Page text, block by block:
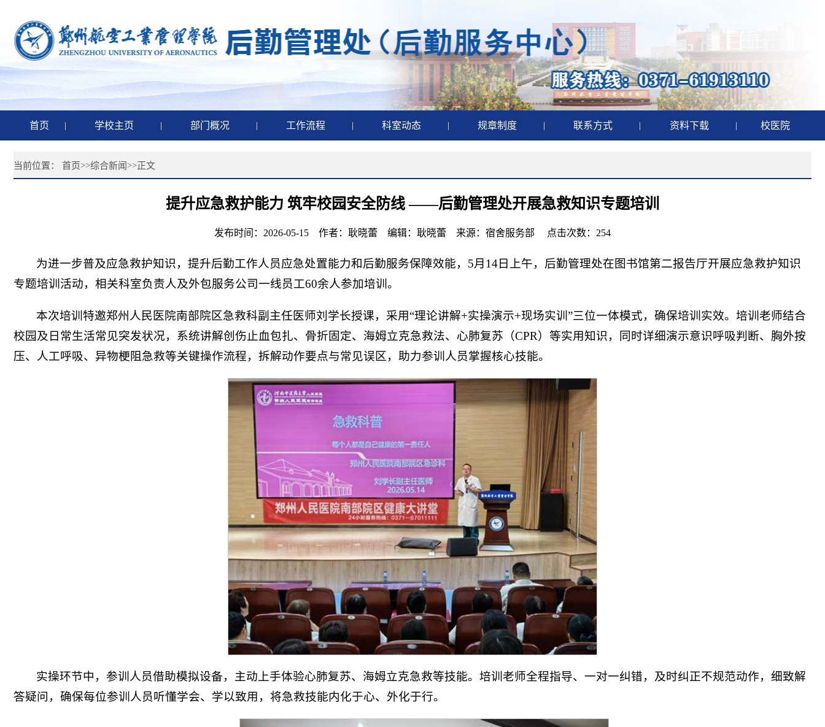
首页 | 学校主页 | 部门概况 | 工作流程 | 科室动态 | 规章制度 | 联系方式 | 资料下载 | 校医院
当前位置： 首页>>综合新闻>>正文
提升应急救护能力 筑牢校园安全防线 ——后勤管理处开展急救知识专题培训
发布时间：2026-05-15 作者：耿晓蕾 编辑：耿晓蕾 来源：宿舍服务部 点击次数： 254
为进一步普及应急救护知识，提升后勤工作人员应急处置能力和后勤服务保障效能，5月14日上午，后勤管理处在图书馆第二报告厅开展应急救护知识
专题培训活动，相关科室负责人及外包服务公司一线员工60余人参加培训。
本次培训特邀郑州人民医院南部院区急救科副主任医师刘学长授课，采用“理论讲解+实操演示+现场实训”三位一体模式，确保培训实效。培训老师结合
校园及日常生活常见突发状况，系统讲解创伤止血包扎、骨折固定、海姆立克急救法、心肺复苏（CPR）等实用知识，同时详细演示意识呼吸判断、胸外按
压、人工呼吸、异物梗阻急救等关键操作流程，拆解动作要点与常见误区，助力参训人员掌握核心技能。
实操环节中，参训人员借助模拟设备，主动上手体验心肺复苏、海姆立克急救等技能。培训老师全程指导、一对一纠错，及时纠正不规范动作，细致解
答疑问，确保每位参训人员听懂学会、学以致用，将急救技能内化于心、外化于行。